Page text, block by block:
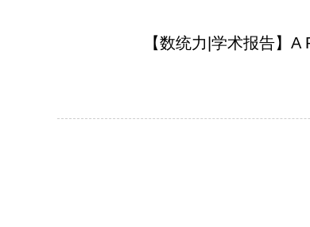
【数统力|学术报告】